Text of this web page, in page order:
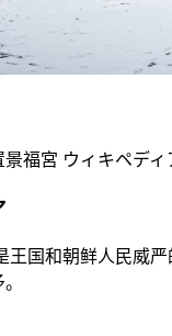
福宮 ウィキペデ
国和朝鲜人民威